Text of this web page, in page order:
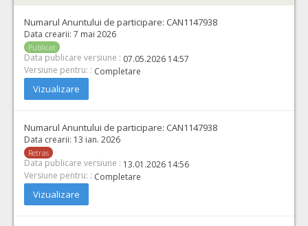
Numarul Anuntului de participare: CAN1147938
Data crearii: 7 mai 2026
Publicat
Data publicare versiune : 07.05.2026 14:57
Versiune pentru: : Completare
Vizualizare
Numarul Anuntului de participare: CAN1147938
Data crearii: 13 ian. 2026
Retras
Data publicare versiune : 13.01.2026 14:56
Versiune pentru: : Completare
Vizualizare